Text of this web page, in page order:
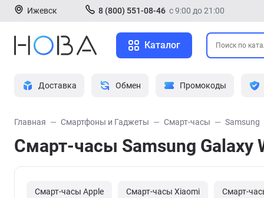
Ижевск 8 (800) 551-08-46 с 9:00 до 21:00
Каталог
Доставка Обмен Промокоды
Главная Смартфоны и Гаджеты Смарт-часы Samsung
Смарт-часы Samsung Galaxy
Смарт-часы Apple Смарт-часы Xiaomi Смарт-